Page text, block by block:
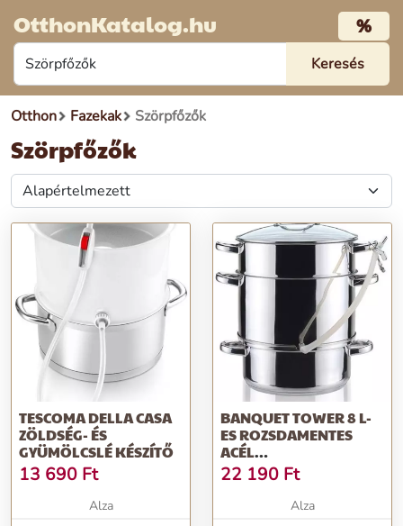
OtthonKatalog.hu %
Otthon Fazekak Szörpfőzők
Szörpfőzők
TESCOMA DELLA CASA
ZÖLDSÉG- ÉS
GYÜMÖLCSLÉ KÉSZÍTŐ
13 690 Ft
Alza
BANQUET TOWER 8 L-
ES ROZSDAMENTES
ACÉL
GYÜMÖLCSGŐZÖLŐ ÉS
GYÜMÖLCSLÉ KÉSZÍTŐ
22 190 Ft
Alza